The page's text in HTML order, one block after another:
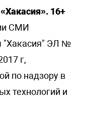
16+
СМИ
"Хакасия" ЭЛ №
г,
по надзору в
технологий и